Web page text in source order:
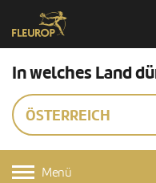
In welches Land
ÖSTERREICH
Menü